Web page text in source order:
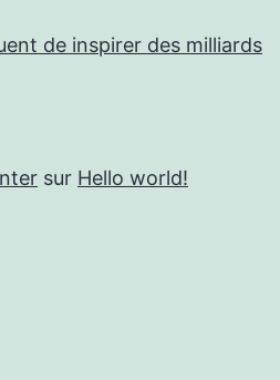
de inspirer des milliards
sur Hello world!